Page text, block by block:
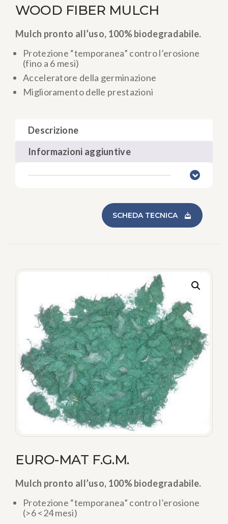
WOOD FIBER MULCH
Mulch pronto all’uso, 100% biodegradabile.
Protezione “temporanea” contro l’erosione
(fino a 6 mesi)
Acceleratore della germinazione
Miglioramento delle prestazioni
Descrizione
Informazioni aggiuntive
SCHEDA TECNICA
EURO-MAT F.G.M.
Mulch pronto all’uso, 100% biodegradabile.
Protezione “temporanea” contro l’erosione
(>6 <24 mesi)